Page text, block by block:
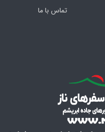
تماس با ما